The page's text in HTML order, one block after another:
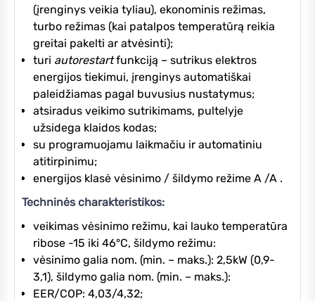
(įrenginys veikia tyliau), ekonominis režimas,
turbo režimas (kai patalpos temperatūrą reikia
greitai pakelti ar atvėsinti);
turi autorestartfunkciją – sutrikus elektros
energijos tiekimui, įrenginys automatiškai
paleidžiamas pagal buvusius nustatymus;
atsiradus veikimo sutrikimams, pultelyje
užsidega klaidos kodas;
su programuojamu laikmačiu ir automatiniu
atitirpinimu;
energijos klasė vėsinimo / šildymo režime A /A .
Techninės charakteristikos:
veikimas vėsinimo režimu, kai lauko temperatūra
ribose -15 iki 46°C, šildymo režimu:
vėsinimo galia nom. (min. – maks.): 2,5kW (0,9-
3,1), šildymo galia nom. (min. – maks.):
EER/COP: 4,03/4,32;